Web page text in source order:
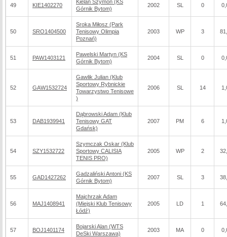
49 KIE1402270
Kielan Szymon (KS
Górnik Bytom)
2002 SL 0
50 SRO1404500
Sroka Miłosz (Park
Tenisowy Olimpia
Poznań)
2003 WP 3
51 PAW1403121
Pawelski Martyn (KS
Górnik Bytom)
2004 SL 0
52 GAW1532724
Gawlik Julian (Klub
Sportowy Rybnickie
Towarzystwo Tenisowe
)
2006 SL 14
53 DAB1939941
Dąbrowski Adam (Klub
Tenisowy GAT
Gdańsk)
2007 PM 6
54 SZY1532722
Szymczak Oskar (Klub
Sportowy CALISIA
TENIS PRO)
2005 WP 2
55 GAD1427262
Gadzaliński Antoni (KS
Górnik Bytom)
2007 SL 3
56 MAJ1408941
Majchrzak Adam
(Miejski Klub Tenisowy
Łódź)
2005 LD 1
57 BOJ1401174
Bojarski Alan (WTS
DeSki Warszawa)
2003 MA 0